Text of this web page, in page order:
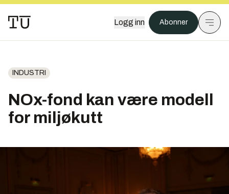
Logg inn Abonner
INDUSTRI
NOx-fond kan være modell
for miljøkutt